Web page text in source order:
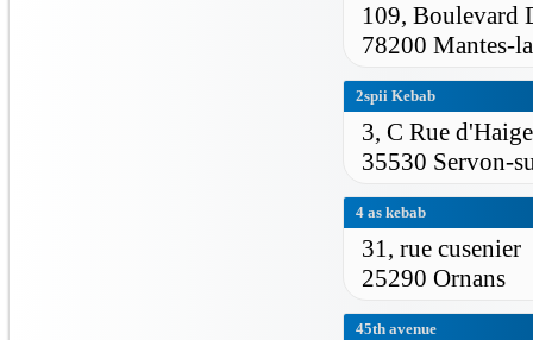
109, Boulevard
78200 Mantes-
2spii Kebab
3, C Rue
35530 Servon-
4 as kebab
31, rue cusenier
25290 Ornans
45th avenue